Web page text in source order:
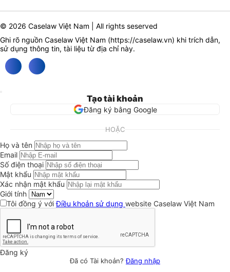
© 2026 Caselaw Việt Nam | All rights seserved
Ghi rõ nguồn Caselaw Việt Nam (https://caselaw.vn) khi trích dẫn,
sử dụng thông tin, tài liệu từ địa chỉ này.
Tạo tài khoản
Đăng ký bằng Google
HOẶC
Họ và tên
Email
Số điện thoại
Mật khẩu
Xác nhận mật khẩu
Giới tính
Tôi đồng ý vớiĐiều khoản sử dụng website Caselaw Việt Nam
Đăng ký
Đã có Tài khoản?Đăng nhập